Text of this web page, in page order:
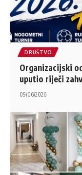
DRUŠTVO
Organizacijski
uputio riječi
09/06/2026